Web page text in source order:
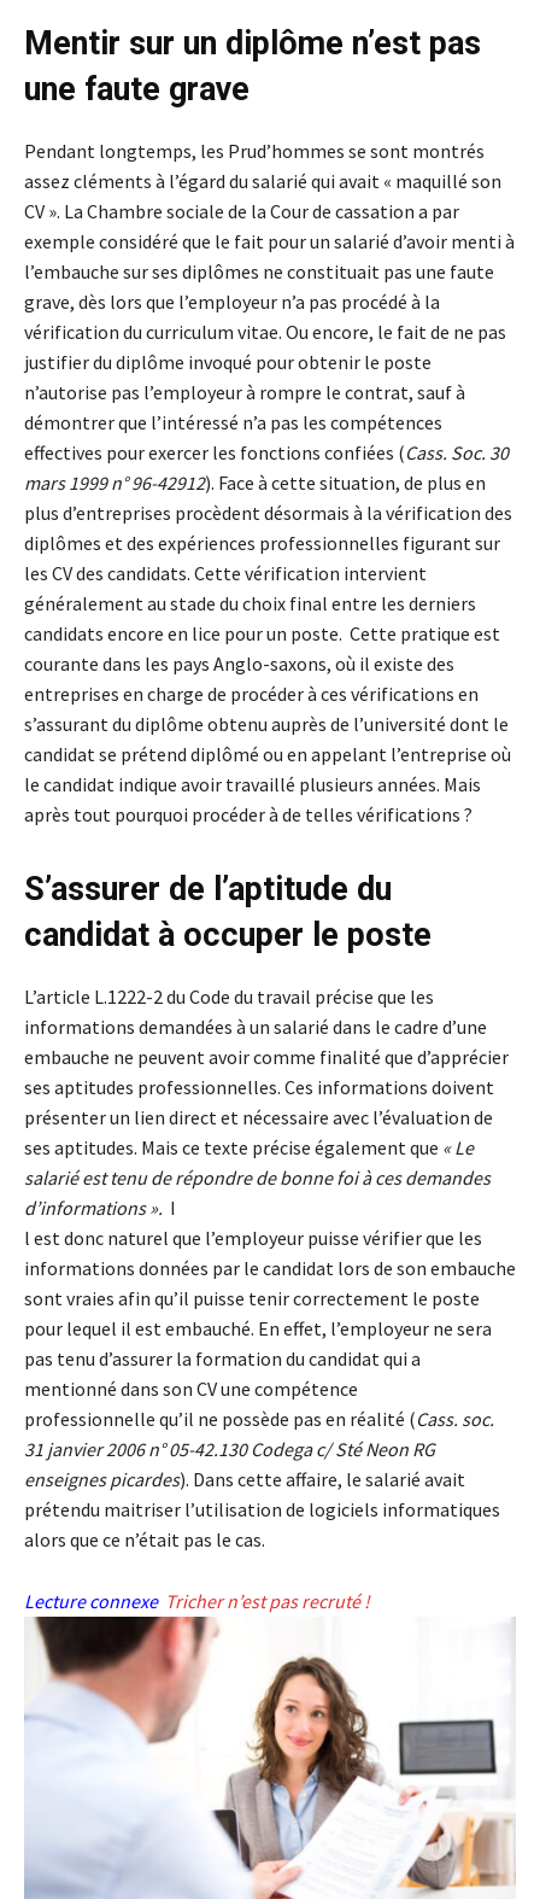
Mentir sur un diplôme n’est pas
une faute grave
Pendant longtemps, les Prud’hommes se sont montrés
assez cléments à l’égard du salarié qui avait « maquillé son
CV ». La Chambre sociale de la Cour de cassation a par
exemple considéré que le fait pour un salarié d’avoir menti à
l’embauche sur ses diplômes ne constituait pas une faute
grave, dès lors que l’employeur n’a pas procédé à la
vérification du curriculum vitae. Ou encore, le fait de ne pas
justifier du diplôme invoqué pour obtenir le poste
n’autorise pas l’employeur à rompre le contrat, sauf à
démontrer que l’intéressé n’a pas les compétences
effectives pour exercer les fonctions confiées (Cass. Soc. 30
mars 1999 n° 96-42912). Face à cette situation, de plus en
plus d’entreprises procèdent désormais à la vérification des
diplômes et des expériences professionnelles figurant sur
les CV des candidats. Cette vérification intervient
généralement au stade du choix final entre les derniers
candidats encore en lice pour un poste. Cette pratique est
courante dans les pays Anglo-saxons, où il existe des
entreprises en charge de procéder à ces vérifications en
s’assurant du diplôme obtenu auprès de l’université dont le
candidat se prétend diplômé ou en appelant l’entreprise où
le candidat indique avoir travaillé plusieurs années. Mais
après tout pourquoi procéder à de telles vérifications ?
S’assurer de l’aptitude du
candidat à occuper le poste
L’article L.1222-2 du Code du travail précise que les
informations demandées à un salarié dans le cadre d’une
embauche ne peuvent avoir comme finalité que d’apprécier
ses aptitudes professionnelles. Ces informations doivent
présenter un lien direct et nécessaire avec l’évaluation de
ses aptitudes. Mais ce texte précise également que « Le
salarié est tenu de répondre de bonne foi à ces demandes
d’informations ». I
l est donc naturel que l’employeur puisse vérifier que les
informations données par le candidat lors de son embauche
sont vraies afin qu’il puisse tenir correctement le poste
pour lequel il est embauché. En effet, l’employeur ne sera
pas tenu d’assurer la formation du candidat qui a
mentionné dans son CV une compétence
professionnelle qu’il ne possède pas en réalité (Cass. soc.
31 janvier 2006 n° 05-42.130 Codega c/ Sté Neon RG
enseignes picardes). Dans cette affaire, le salarié avait
prétendu maitriser l’utilisation de logiciels informatiques
alors que ce n’était pas le cas.
Lecture connexe Tricher n’est pas recruté !